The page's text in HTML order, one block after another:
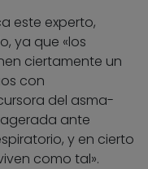
este experto,
ya que «los
ciertamente un
con
del asma-
ante
y en cierto
como tal».